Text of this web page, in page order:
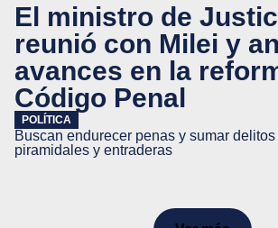
El ministro de
reunió con Milei y
avances en la
Código Penal
POLÍTICA
Buscan endurecer penas y sumar
piramidales y entraderas